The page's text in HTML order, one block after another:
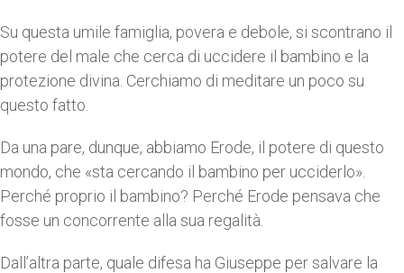
Su questa umile famiglia, povera e debole, si scontrano il
potere del male che cerca di uccidere il bambino e la
protezione divina. Cerchiamo di meditare un poco su
questo fatto.
Da una pare, dunque, abbiamo Erode, il potere di questo
mondo, che «sta cercando il bambino per ucciderlo».
Perché proprio il bambino? Perché Erode pensava che
fosse un concorrente alla sua regalità.
Dall’altra parte, quale difesa ha Giuseppe per salvare la